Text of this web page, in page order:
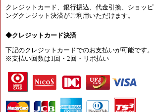
クレジットカード、銀行振込、代金引換、ショッピ
ングクレジット決済がご利用いただけます。
◆クレジットカード決済
下記のクレジットカードでのお支払いが可能です。
※支払い回数は1回・2回・リボ払い